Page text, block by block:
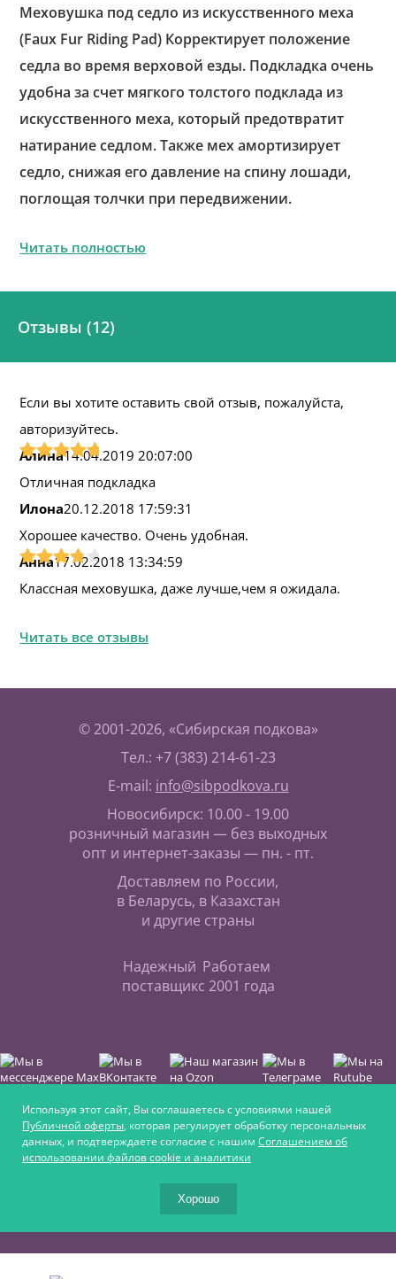
Меховушка под седло из искусственного меха
(Faux Fur Riding Pad) Корректирует положение
седла во время верховой езды. Подкладка очень
удобна за счет мягкого толстого подклада из
искусственного меха, который предотвратит
натирание седлом. Также мех амортизирует
седло, снижая его давление на спину лошади,
поглощая толчки при передвижении.
Читать полностью
Отзывы (12)
Если вы хотите оставить свой отзыв, пожалуйста,
авторизуйтесь.
Алина14.04.2019 20:07:00
Отличная подкладка
Илона20.12.2018 17:59:31
Хорошее качество. Очень удобная.
Анна17.02.2018 13:34:59
Классная меховушка, даже лучше,чем я ожидала.
Читать все отзывы
© 2001-2026, «Сибирская подкова»
Тел.: +7 (383) 214-61-23
E-mail: info@sibpodkova.ru
Новосибирск: 10.00 - 19.00
розничный магазин — без выходных
опт и интернет-заказы — пн. - пт.
Доставляем по России,
в Беларусь, в Казахстан
и другие страны
Надежный
поставщик
Работаем
с 2001 года
Интернет-магазин для любителей верховой езды,
фермеров
Используя этот сайт, Вы соглашаетесь с условиями нашей
Публичной оферты, которая регулирует обработку персональных
данных, и подтверждаете согласие с нашим Соглашением об
использовании файлов cookie и аналитики
Хорошо